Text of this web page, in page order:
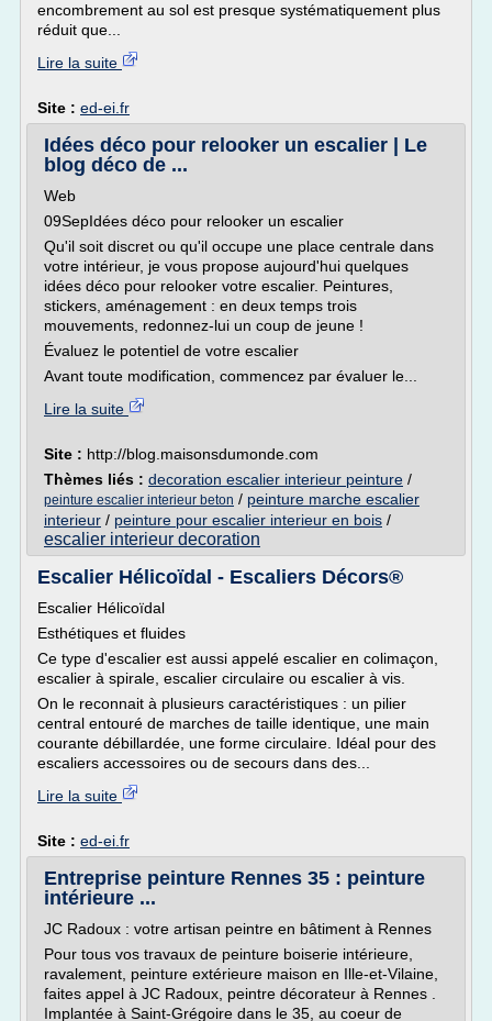
encombrement au sol est presque systématiquement plus
réduit que...
Lire la suite
Site : ed-ei.fr
Idées déco pour relooker un escalier | Le
blog déco de ...
Web
09SepIdées déco pour relooker un escalier
Qu'il soit discret ou qu'il occupe une place centrale dans
votre intérieur, je vous propose aujourd'hui quelques
idées déco pour relooker votre escalier. Peintures,
stickers, aménagement : en deux temps trois
mouvements, redonnez-lui un coup de jeune !
Évaluez le potentiel de votre escalier
Avant toute modification, commencez par évaluer le...
Lire la suite
Site : http://blog.maisonsdumonde.com
Thèmes liés : decoration escalier interieur peinture /
peinture escalier interieur beton / peinture marche escalier
interieur / peinture pour escalier interieur en bois /
escalier interieur decoration
Escalier Hélicoïdal - Escaliers Décors®
Escalier Hélicoïdal
Esthétiques et fluides
Ce type d'escalier est aussi appelé escalier en colimaçon,
escalier à spirale, escalier circulaire ou escalier à vis.
On le reconnait à plusieurs caractéristiques : un pilier
central entouré de marches de taille identique, une main
courante débillardée, une forme circulaire. Idéal pour des
escaliers accessoires ou de secours dans des...
Lire la suite
Site : ed-ei.fr
Entreprise peinture Rennes 35 : peinture
intérieure ...
JC Radoux : votre artisan peintre en bâtiment à Rennes
Pour tous vos travaux de peinture boiserie intérieure,
ravalement, peinture extérieure maison en Ille-et-Vilaine,
faites appel à JC Radoux, peintre décorateur à Rennes .
Implantée à Saint-Grégoire dans le 35, au coeur de